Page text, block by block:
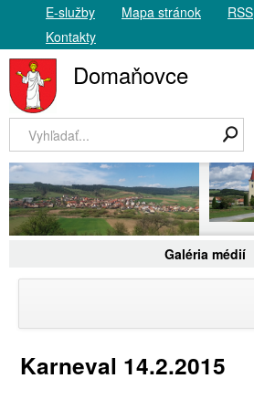
E-služby Mapa stránok RSS
Kontakty
Domaňovce
Galéria médií
Karneval 14.2.2015